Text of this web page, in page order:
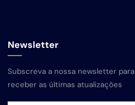
Newsletter
Subscreva a nossa newsletter para
receber as últimas atualizações